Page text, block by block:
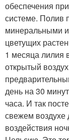
обеспечения
системе. Полив
минеральными
цветущих
1 месяца лилия
открытый
день на 30
часа. И так
свежем воздухе
воздействия